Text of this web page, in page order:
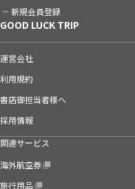
新規会員登録
GOOD LUCK TRIP
運営会社
利用規約
書店御担当者様へ
採用情報
関連サービス
海外航空券
旅行用品